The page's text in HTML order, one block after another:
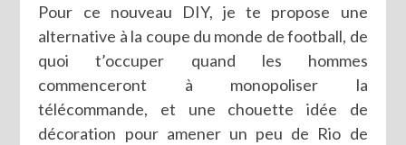
Pour ce nouveau DIY, je te propose une
alternative à la coupe du monde de football, de
quoi t’occuper quand les hommes
commenceront à monopoliser la
télécommande, et une chouette idée de
décoration pour amener un peu de Rio de